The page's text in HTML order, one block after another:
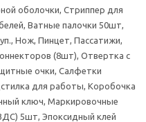
оболочки, Стриппер для
Ватные палочки 50шт,
Нож, Пинцет, Пассатижи,
(8шт), Отвертка с
очки, Салфетки
для работы, Коробочка
ключ, Маркировочные
5шт, Эпоксидный клей